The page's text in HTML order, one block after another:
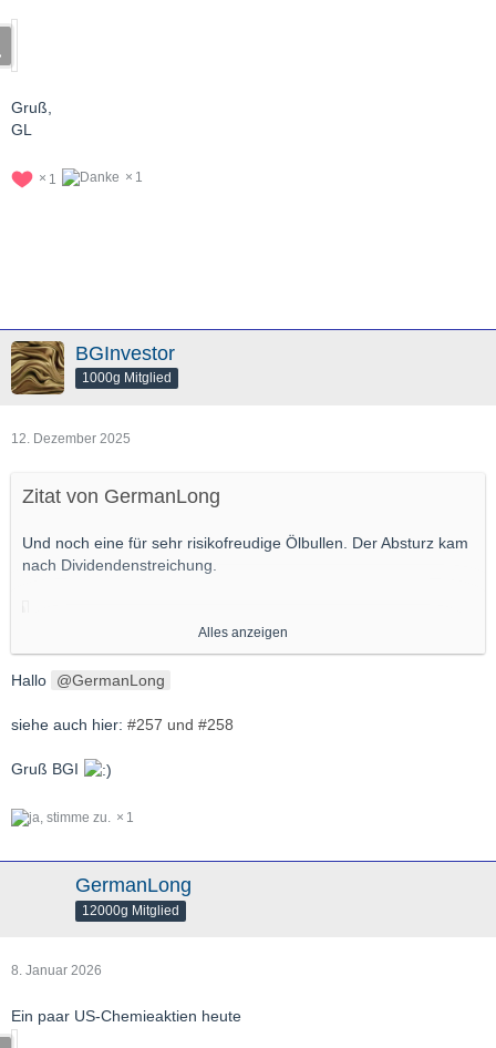
Gruß,
GL
1 1
BGInvestor
1000g Mitglied
12. Dezember 2025
Zitat von GermanLong
Und noch eine für sehr risikofreudige Ölbullen. Der Absturz kam
nach Dividendenstreichung.
Gruß,
Alles anzeigen
Hallo GermanLong
siehe auch hier: #257 und #258
Gruß BGI
1
GermanLong
12000g Mitglied
8. Januar 2026
Ein paar US-Chemieaktien heute